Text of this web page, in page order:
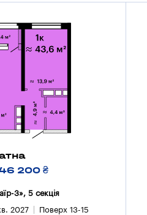
200 ₴
3», 5 секцiя
2027 Поверх 13-15